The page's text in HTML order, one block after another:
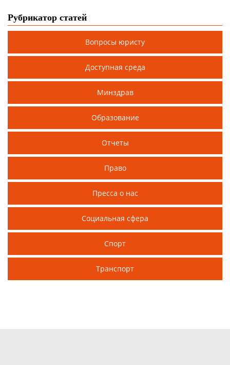
Рубрикатор статей
Вопросы юристу
Доступная среда
Минздрав
Образование
Отчеты
Право
Пресса о нас
Социальная сфера
Спорт
Транспорт